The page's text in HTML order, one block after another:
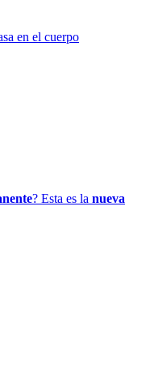
en el cuerpo
? Esta es la nueva